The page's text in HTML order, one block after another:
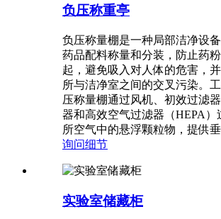
负压称重亭
负压称量棚是一种局部洁净设
药品配料称量和分装，防止药
起，避免吸入对人体的危害，
所与洁净室之间的交叉污染。
压称量棚通过风机、初效过滤
器和高效空气过滤器（HEPA）
所空气中的悬浮颗粒物，提供
询问细节
实验室储藏柜